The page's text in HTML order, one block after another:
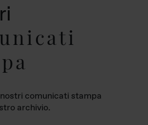
comunicati stampa
archivio.